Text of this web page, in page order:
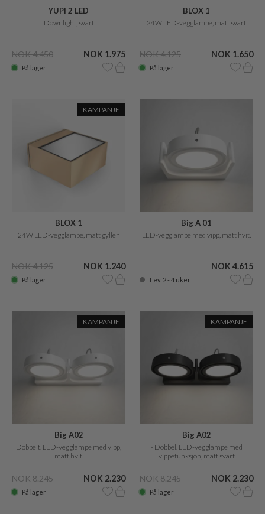
YUPI 2 LED
Downlight, svart
NOK 4.450 NOK 1.975
På lager
BLOX 1
24W LED-vegglampe, matt svart
NOK 4.125 NOK 1.650
På lager
KAMPANJE
BLOX 1
24W LED-vegglampe, matt gyllen
NOK 4.125 NOK 1.240
På lager
Big A 01
LED-vegglampe med vipp, matt hvit.
NOK 4.615
Lev. 2 - 4 uker
KAMPANJE
Big A02
Dobbelt. LED-vegglampe med vipp,
matt hvit.
NOK 8.245 NOK 2.230
På lager
KAMPANJE
Big A02
- Dobbel. LED-vegglampe med
vippefunksjon, matt svart
NOK 8.245 NOK 2.230
På lager